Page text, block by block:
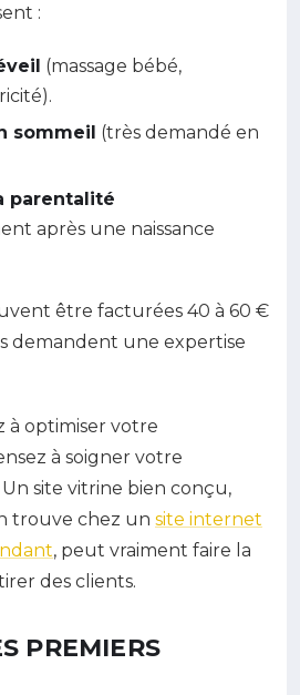
:
(massage bébé,
sommeil (très demandé en
parentalité
après une naissance
être facturées 40 à 60 €
demandent une expertise
à optimiser votre
à soigner votre
site vitrine bien conçu,
trouve chez un site internet
, peut vraiment faire la
des clients.
PREMIERS